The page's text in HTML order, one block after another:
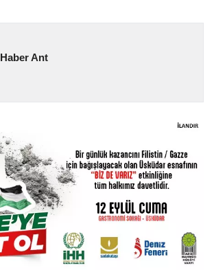
Haber Ant